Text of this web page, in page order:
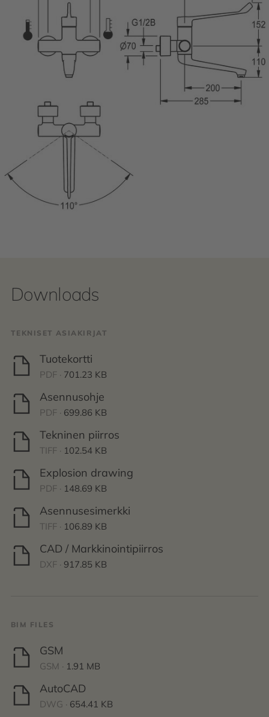
Downloads
TEKNISET ASIAKIRJAT
Tuotekortti
PDF · 701.23 KB
Asennusohje
PDF · 699.86 KB
Tekninen piirros
TIFF · 102.54 KB
Explosion drawing
PDF · 148.69 KB
Asennusesimerkki
TIFF · 106.89 KB
CAD / Markkinointipiirros
DXF · 917.85 KB
BIM FILES
GSM
GSM · 1.91 MB
AutoCAD
DWG · 654.41 KB